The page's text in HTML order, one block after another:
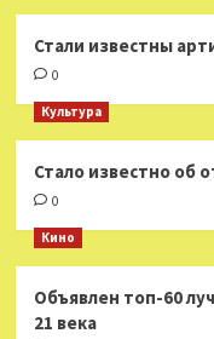
Стали известны
0
Культура
Стало известно об
0
Кино
Объявлен топ-60
21 века